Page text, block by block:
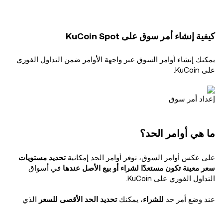
كيفية إنشاء أمر سوق على KuCoin Spot
يمكنك إنشاء أوامر السوق عبر واجهة الأوامر ضمن التداول الفوري
على KuCoin.
إعداد أمر سوق
ما هي أوامر الحد؟
على عكس أوامر السوق، توفر أوامر الحد إمكانيةتحديد مستويات
سعر معينة تكون مستعدًا لشراء أو بيع الأصل عندها في أسواق
التداول الفوري على KuCoin.
عند وضع أمر حد للشراء، يمكنكتحديد الحد الأقصى للسعر الذي